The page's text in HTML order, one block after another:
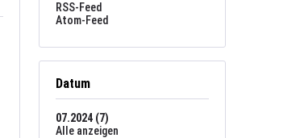
RSS-Feed
Atom-Feed
Datum
07.2024 (7)
Alle anzeigen